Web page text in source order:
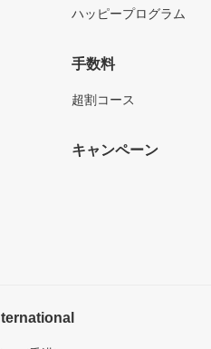
ハッピープログラム
手数料
超割コース
キャンペーン